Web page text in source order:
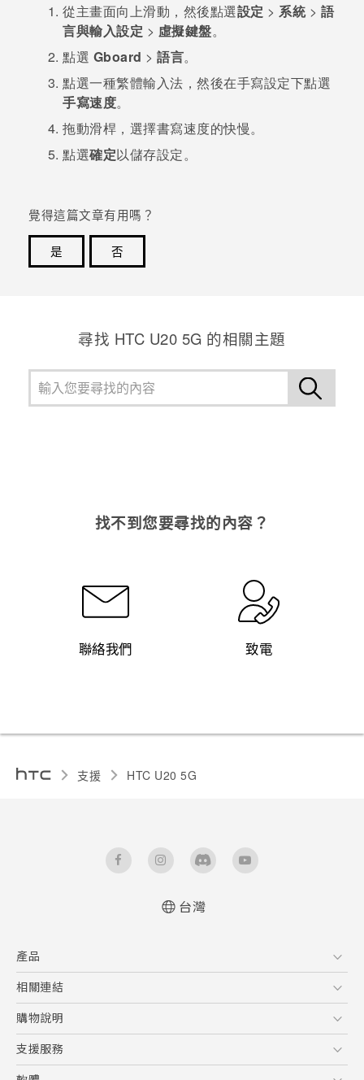
從主畫面向上滑動，然後點選設定 > 系統> 語
言與輸入設定 > 虛擬鍵盤。
點選 Gboard > 語言。
點選一種繁體輸入法，然後在手寫設定下點選
手寫速度。
拖動滑桿，選擇書寫速度的快慢。
點選確定以儲存設定。
覺得這篇文章有用嗎？
是
否
尋找 ‎HTC U20 5G 的相關主題
找不到您要尋找的內容？
聯絡我們 致電
支援 ‎HTC U20 5G‎
User manual
台灣
產品
5G
智慧型手機
配件
相關連結
HTC Research
購物說明
購物須知
訂單管理
支援服務
到府收送維修服務